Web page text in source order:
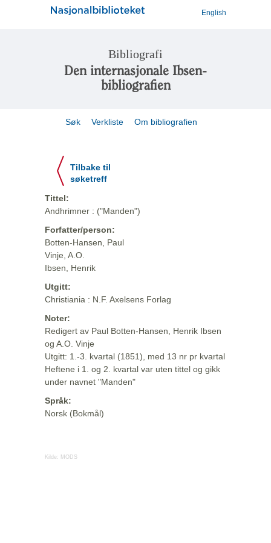
English
Bibliografi
Den internasjonale Ibsen-
bibliografien
Søk Verkliste Om bibliografien
Tilbake til
søketreff
Tittel:
Andhrimner : ("Manden")
Forfatter/person:
Botten-Hansen, Paul
Vinje, A.O.
Ibsen, Henrik
Utgitt:
Christiania : N.F. Axelsens Forlag
Noter:
Redigert av Paul Botten-Hansen, Henrik Ibsen
og A.O. Vinje
Utgitt: 1.-3. kvartal (1851), med 13 nr pr kvartal
Heftene i 1. og 2. kvartal var uten tittel og gikk
under navnet "Manden"
Språk:
Norsk (Bokmål)
Kilde: MODS